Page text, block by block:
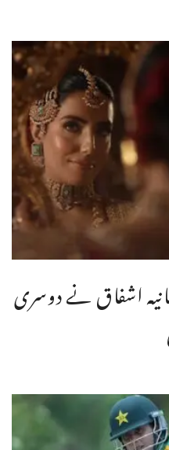
اشفاق نے دوسری